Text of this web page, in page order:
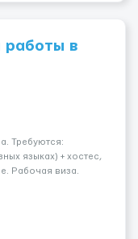
работы в
Требуются:
языках) + хостеc,
Рабочая виза.
Высокая зарплат...